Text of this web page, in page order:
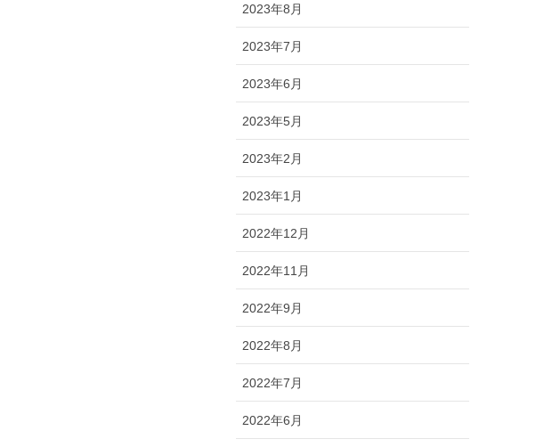
2023年8月
2023年7月
2023年6月
2023年5月
2023年2月
2023年1月
2022年12月
2022年11月
2022年9月
2022年8月
2022年7月
2022年6月